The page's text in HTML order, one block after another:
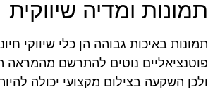
ומדיה שיווקית
באיכות גבוהה הן כלי שיווקי
נוטים להתרשם מהמראה
השקעה בצילום מקצועי יכולה